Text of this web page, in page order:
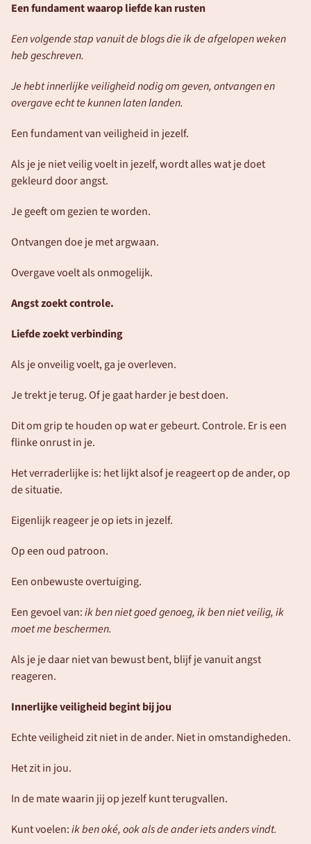
Een fundament waarop liefde kan rusten
Een volgende stap vanuit de blogs die ik de afgelopen weken
heb geschreven.
Je hebt innerlijke veiligheid nodig om geven, ontvangen en
overgave echt te kunnen laten landen.
Een fundament van veiligheid in jezelf.
Als je je niet veilig voelt in jezelf, wordt alles wat je doet
gekleurd door angst.
Je geeft om gezien te worden.
Ontvangen doe je met argwaan.
Overgave voelt als onmogelijk.
Angst zoekt controle.
Liefde zoekt verbinding
Als je onveilig voelt, ga je overleven.
Je trekt je terug. Of je gaat harder je best doen.
Dit om grip te houden op wat er gebeurt. Controle. Er is een
flinke onrust in je.
Het verraderlijke is: het lijkt alsof je reageert op de ander, op
de situatie.
Eigenlijk reageer je op iets in jezelf.
Op een oud patroon.
Een onbewuste overtuiging.
Een gevoel van: ik ben niet goed genoeg, ik ben niet veilig, ik
moet me beschermen.
Als je je daar niet van bewust bent, blijf je vanuit angst
reageren.
Innerlijke veiligheid begint bij jou
Echte veiligheid zit niet in de ander. Niet in omstandigheden.
Het zit in jou.
In de mate waarin jij op jezelf kunt terugvallen.
Kunt voelen: ik ben oké, ook als de ander iets anders vindt.